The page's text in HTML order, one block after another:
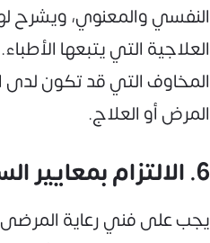
النفسي والمعنوي، ويشرح
العلاجية التي يتبعها
المخاوف التي قد تكون لدى
المرض أو العلاج.
6. الالتزام بمعايير السلامة والنظافة
يجب على فني رعاية المرضى